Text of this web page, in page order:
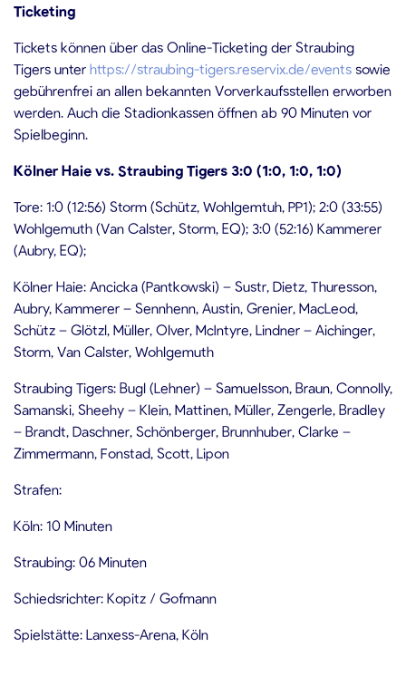
Ticketing
Tickets können über das Online-Ticketing der Straubing
Tigers unter https://straubing-tigers.reservix.de/events sowie
gebührenfrei an allen bekannten Vorverkaufsstellen erworben
werden. Auch die Stadionkassen öffnen ab 90 Minuten vor
Spielbeginn.
Kölner Haie vs. Straubing Tigers 3:0 (1:0, 1:0, 1:0)
Tore: 1:0 (12:56) Storm (Schütz, Wohlgemtuh, PP1); 2:0 (33:55)
Wohlgemuth (Van Calster, Storm, EQ); 3:0 (52:16) Kammerer
(Aubry, EQ);
Kölner Haie: Ancicka (Pantkowski) – Sustr, Dietz, Thuresson,
Aubry, Kammerer – Sennhenn, Austin, Grenier, MacLeod,
Schütz – Glötzl, Müller, Olver, McIntyre, Lindner – Aichinger,
Storm, Van Calster, Wohlgemuth
Straubing Tigers: Bugl (Lehner) – Samuelsson, Braun, Connolly,
Samanski, Sheehy – Klein, Mattinen, Müller, Zengerle, Bradley
– Brandt, Daschner, Schönberger, Brunnhuber, Clarke –
Zimmermann, Fonstad, Scott, Lipon
Strafen:
Köln: 10 Minuten
Straubing: 06 Minuten
Schiedsrichter: Kopitz / Gofmann
Spielstätte: Lanxess-Arena, Köln